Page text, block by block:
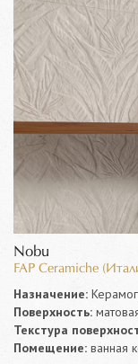
Nobu
FAP Ceramiche
Назначение:
Поверхность:
Текстура
Помещение: ванная